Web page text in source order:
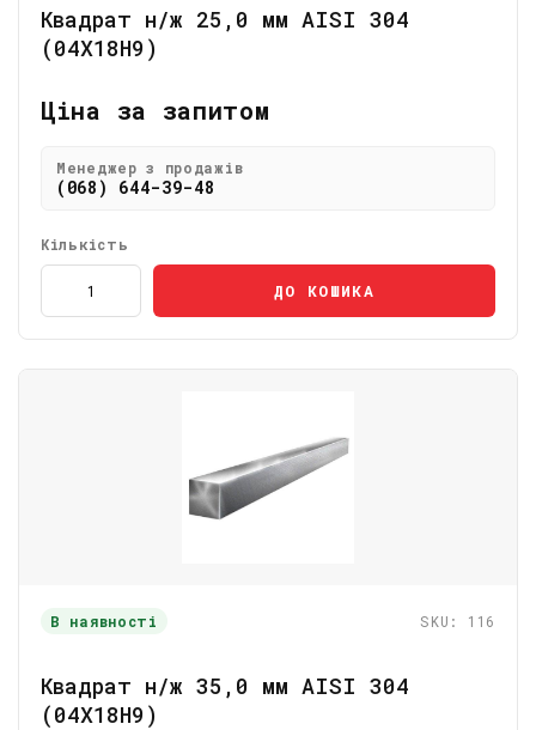
Квадрат н/ж 25,0 мм AISI 304
(04Х18Н9)
Ціна за запитом
Менеджер з продажів
(068) 644-39-48
Кількість
ДО КОШИКА
В наявності SKU: 116
Квадрат н/ж 35,0 мм AISI 304
(04Х18Н9)